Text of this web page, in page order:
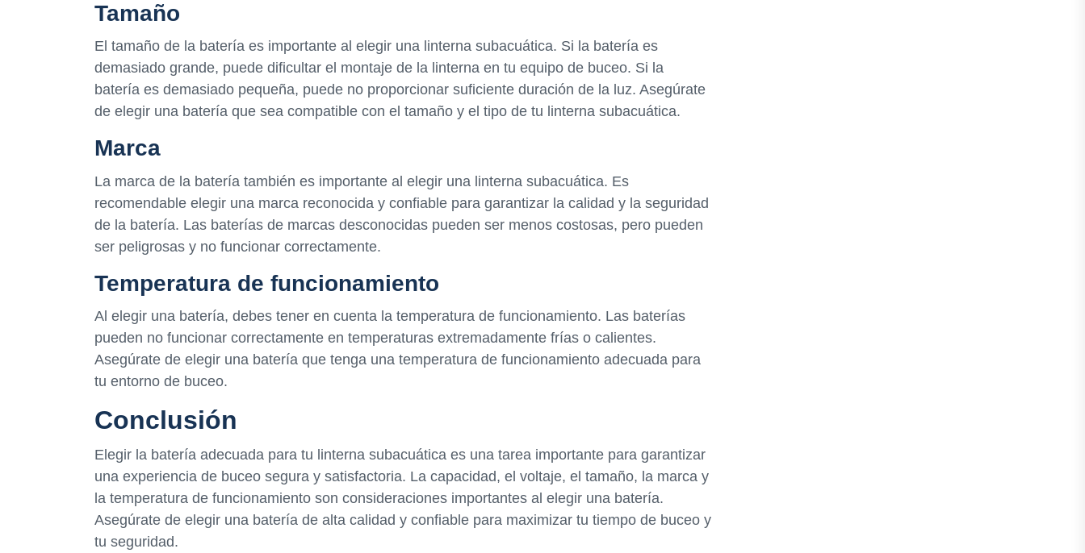
Tamaño
El tamaño de la batería es importante al elegir una linterna subacuática. Si la batería es
demasiado grande, puede dificultar el montaje de la linterna en tu equipo de buceo. Si la
batería es demasiado pequeña, puede no proporcionar suficiente duración de la luz. Asegúrate
de elegir una batería que sea compatible con el tamaño y el tipo de tu linterna subacuática.
Marca
La marca de la batería también es importante al elegir una linterna subacuática. Es
recomendable elegir una marca reconocida y confiable para garantizar la calidad y la seguridad
de la batería. Las baterías de marcas desconocidas pueden ser menos costosas, pero pueden
ser peligrosas y no funcionar correctamente.
Temperatura de funcionamiento
Al elegir una batería, debes tener en cuenta la temperatura de funcionamiento. Las baterías
pueden no funcionar correctamente en temperaturas extremadamente frías o calientes.
Asegúrate de elegir una batería que tenga una temperatura de funcionamiento adecuada para
tu entorno de buceo.
Conclusión
Elegir la batería adecuada para tu linterna subacuática es una tarea importante para garantizar
una experiencia de buceo segura y satisfactoria. La capacidad, el voltaje, el tamaño, la marca y
la temperatura de funcionamiento son consideraciones importantes al elegir una batería.
Asegúrate de elegir una batería de alta calidad y confiable para maximizar tu tiempo de buceo y
tu seguridad.